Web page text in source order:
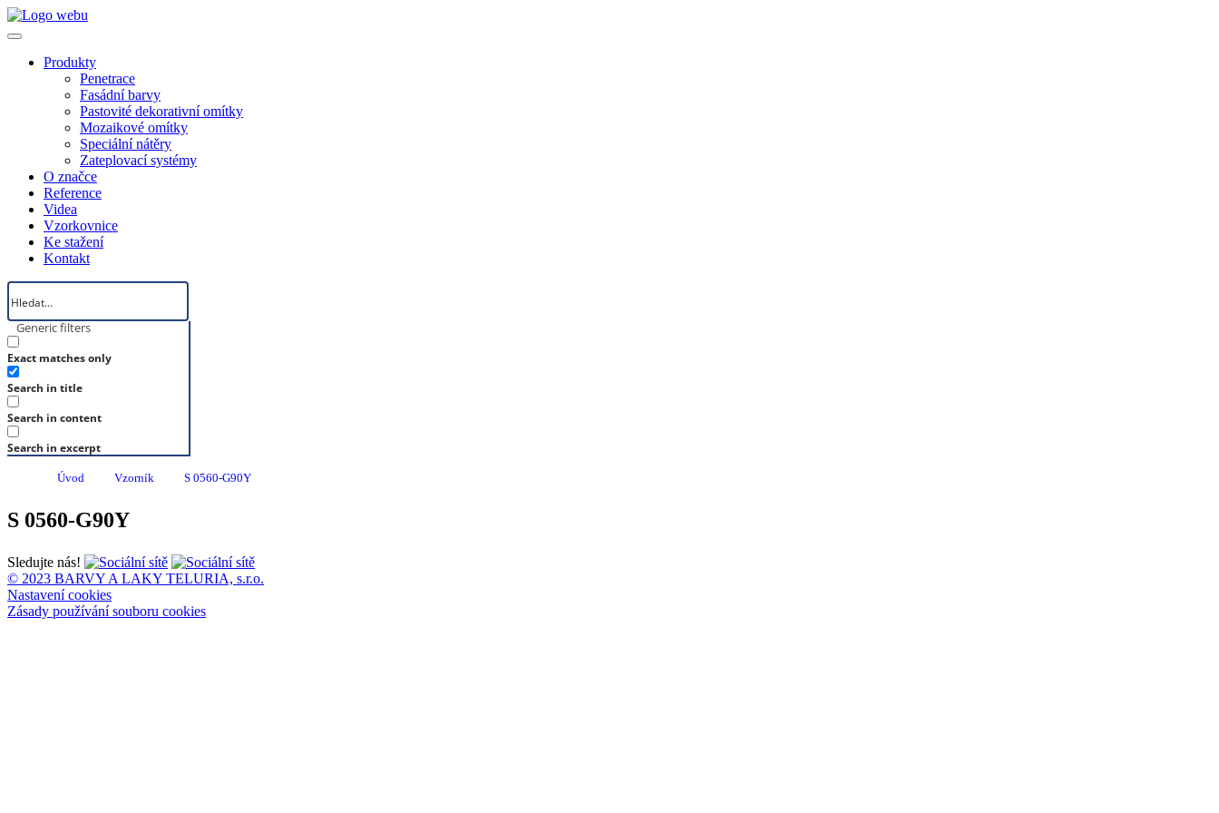
Produkty
Penetrace
Fasádní barvy
Pastovité dekorativní omítky
Mozaikové omítky
Speciální nátěry
Zateplovací systémy
O značce
Reference
Videa
Vzorkovnice
Ke stažení
Kontakt
Generic filters
Exact matches only
Search in title
Search in content
Search in excerpt
Úvod Vzorník S 0560-G90Y
S 0560-G90Y
Sledujte nás!
© 2023 BARVY A LAKY TELURIA, s.r.o.
Nastavení cookies
Zásady používání souboru cookies